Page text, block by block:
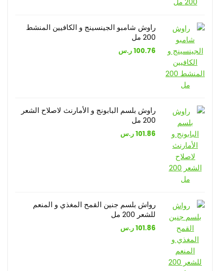
راوش شامبو الجينسينج و الكافيين المنشط
200 مل
100.76ر.س
راوش بلسم البابونج و الأمارنث لاصلاح الشعر
200 مل
101.86ر.س
رواش بلسم جنين القمح المغذي و المنعم
للشعر 200 مل
101.86ر.س